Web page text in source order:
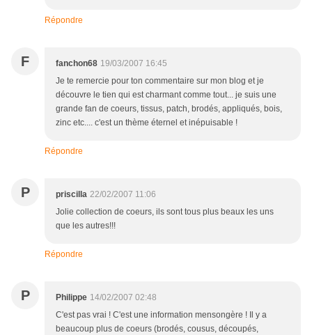
Répondre
F fanchon68 19/03/2007 16:45
Je te remercie pour ton commentaire sur mon blog et je
découvre le tien qui est charmant comme tout... je suis une
grande fan de coeurs, tissus, patch, brodés, appliqués, bois,
zinc etc.... c'est un thème éternel et inépuisable !
Répondre
P priscilla 22/02/2007 11:06
Jolie collection de coeurs, ils sont tous plus beaux les uns
que les autres!!!
Répondre
P Philippe 14/02/2007 02:48
C'est pas vrai ! C'est une information mensongère ! Il y a
beaucoup plus de coeurs (brodés, cousus, découpés,